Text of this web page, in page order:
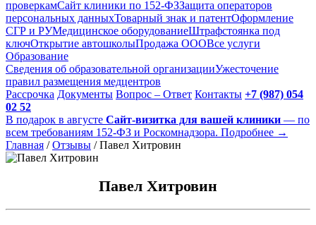
проверкамСайт клиники по 152-ФЗЗащита операторов
персональных данныхТоварный знак и патентОформление
СГР и РУМедицинское оборудованиеШтрафстоянка под
ключОткрытие автошколыПродажа ОООВсе услуги
Образование
Сведения об образовательной организацииУжесточение
правил размещения медцентров
Рассрочка Документы Вопрос – Ответ Контакты +7 (987) 054
02 52
В подарок в августе Сайт-визитка для вашей клиники — по
всем требованиям 152-ФЗ и Роскомнадзора. Подробнее →
Главная / Отзывы / Павел Хитровин
Павел Хитровин